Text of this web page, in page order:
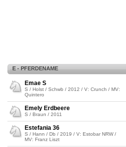
E - PFERDENAME
Emae S
S / Holst / Schwb / 2012 / V: Crunch / MV:
Quintero
Emely Erdbeere
S / Braun / 2011
Estefania 36
S / Hann / Db / 2019 / V: Estobar NRW /
MV: Franz Liszt